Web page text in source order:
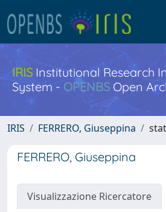
IRISInstitutional Research
System - OPENBS Open
IRIS FERRERO, Giuseppina
FERRERO, Giuseppina
Visualizzazione Ricercatore